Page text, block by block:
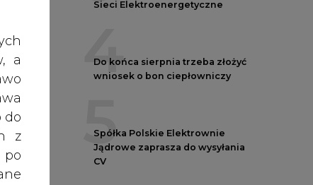
a
do
z
po
na
Sieci Elektroenergetyczne
4
Do końca sierpnia trzeba złożyć
wniosek o bon ciepłowniczy
5
Spółka Polskie Elektrownie
Jądrowe zaprasza do wysyłania
CV